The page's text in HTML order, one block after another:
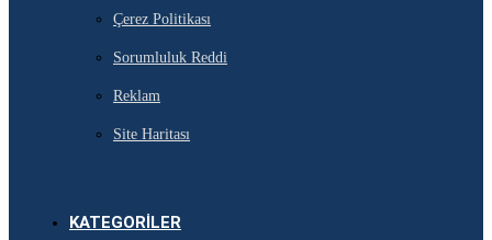
Çerez Politikası
Sorumluluk Reddi
Reklam
Site Haritası
KATEGORILER